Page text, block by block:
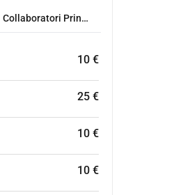
Collaboratori Principali
10 €
25 €
10 €
10 €